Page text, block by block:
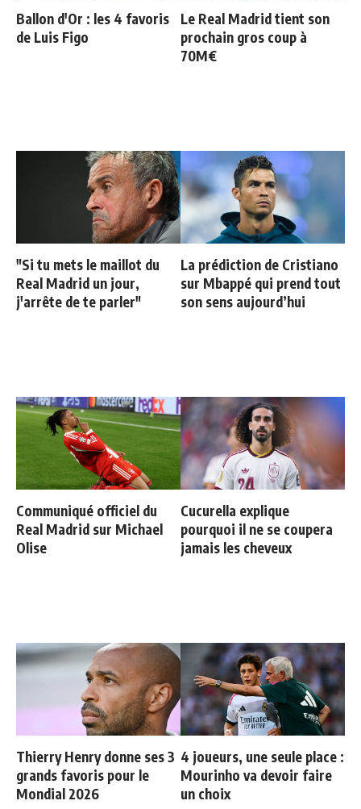
Ballon d'Or : les 4 favoris
de Luis Figo
Le Real Madrid tient son
prochain gros coup à
70M€
"Si tu mets le maillot du
Real Madrid un jour,
j'arrête de te parler"
La prédiction de Cristiano
sur Mbappé qui prend tout
son sens aujourd’hui
Communiqué officiel du
Real Madrid sur Michael
Olise
Cucurella explique
pourquoi il ne se coupera
jamais les cheveux
Thierry Henry donne ses 3
grands favoris pour le
Mondial 2026
4 joueurs, une seule place :
Mourinho va devoir faire
un choix